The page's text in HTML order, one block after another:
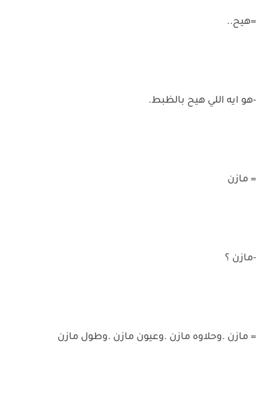
=هيح..
-هو ايه اللي هيح بالظبط.
= مازن
-مازن ؟
= مازن .وحلاوه مازن .وعيون مازن .وطول مازن